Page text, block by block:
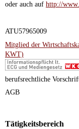
oder auch auf http://
ATU57965009
Mitglied der
KWT)
berufsrechtliche
AGB
Tätigkeitsbereich